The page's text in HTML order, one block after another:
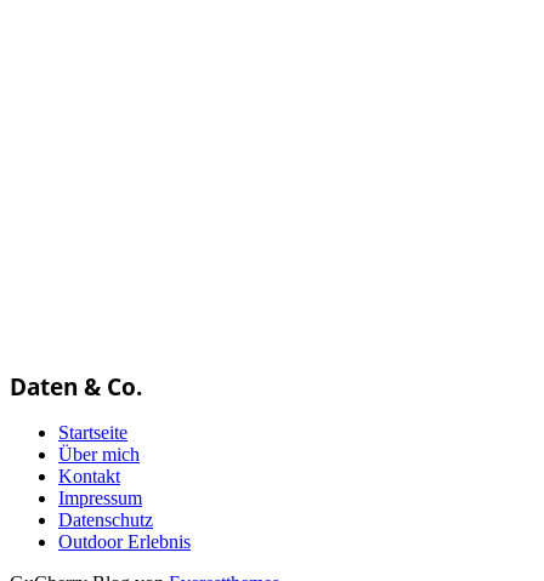
Daten & Co.
Startseite
Über mich
Kontakt
Impressum
Datenschutz
Outdoor Erlebnis